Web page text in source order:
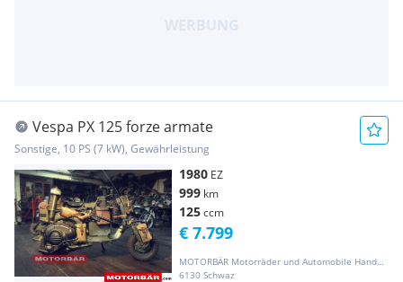
Vespa PX 125 forze armate
Sonstige, 10 PS (7 kW), Gewährleistung
1980 EZ
999 km
125ccm
MOTORBÄR Motorräder und Automobile Handelsgesellschaft m.b.H.
6130 Schwaz
€ 7.799